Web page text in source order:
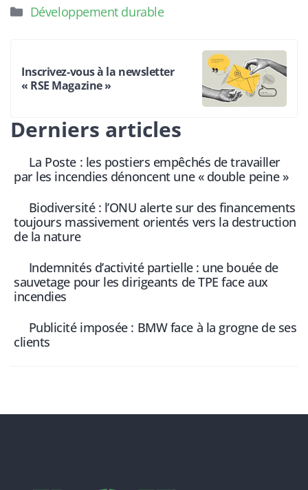
Catégories
Développement durable
Inscrivez-vous à la newsletter
« RSE Magazine »
Derniers articles
La Poste : les postiers empêchés de travailler
par les incendies dénoncent une « double peine »
Biodiversité : l’ONU alerte sur des financements
toujours massivement orientés vers la destruction
de la nature
Indemnités d’activité partielle : une bouée de
sauvetage pour les dirigeants de TPE face aux
incendies
Publicité imposée : BMW face à la grogne de ses
clients